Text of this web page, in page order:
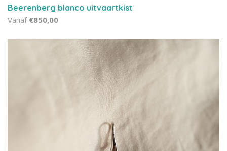
Beerenberg blanco uitvaartkist
Vanaf€850,00